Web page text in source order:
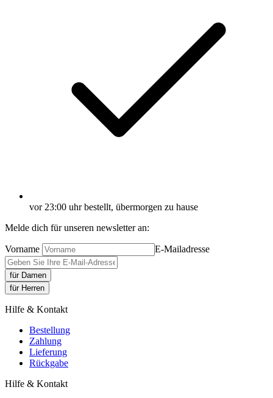
vor 23:00 uhr bestellt, übermorgen zu hause
Melde dich für unseren newsletter an:
Vorname E-Mailadresse
für Damen
für Herren
Hilfe & Kontakt
Bestellung
Zahlung
Lieferung
Rückgabe
Hilfe & Kontakt